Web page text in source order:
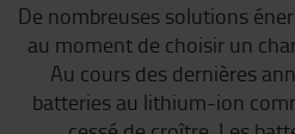
De nombreuses solutions
au moment de choisir un
Au cours des dernières
batteries au lithium-ion